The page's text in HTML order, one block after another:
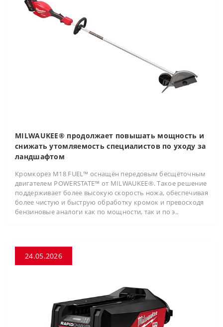
MILWAUKEE® продолжает повышать мощность и
снижать утомляемость специалистов по уходу за
ландшафтом
Кромкорез M18 FUEL™ оснащён передовым бесщёточным
двигателем POWERSTATE™ от MILWAUKEE®. Такое решение
поддерживает более высокую скорость ножа, обеспечивая
более чистую и быструю обработку кромок и превосходя
бензиновые аналоги как по мощности, так и по э..
24.05.2026